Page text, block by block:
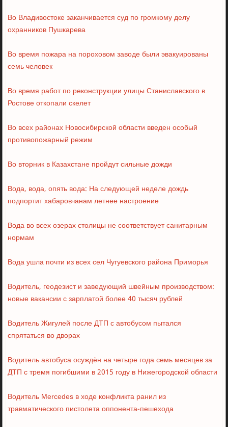
Во Владивостоке заканчивается суд по громкому делу
охранников Пушкарева
Во время пожара на пороховом заводе были эвакуированы
семь человек
Во время работ по реконструкции улицы Станиславского в
Ростове откопали скелет
Во всех районах Новосибирской области введен особый
противопожарный режим
Во вторник в Казахстане пройдут сильные дожди
Вода, вода, опять вода: На следующей неделе дождь
подпортит хабаровчанам летнее настроение
Вода во всех озерах столицы не соответствует санитарным
нормам
Вода ушла почти из всех сел Чугуевского района Приморья
Водитель, геодезист и заведующий швейным производством:
новые вакансии с зарплатой более 40 тысяч рублей
Водитель Жигулей после ДТП с автобусом пытался
спрятаться во дворах
Водитель автобуса осуждён на четыре года семь месяцев за
ДТП с тремя погибшими в 2015 году в Нижегородской области
Водитель Mercedes в ходе конфликта ранил из
травматического пистолета оппонента-пешехода